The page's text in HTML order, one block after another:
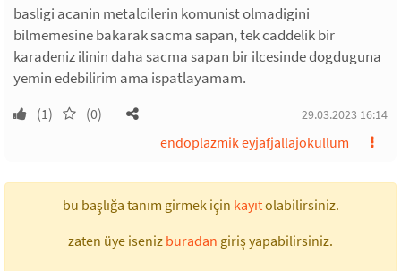
basligi acanin metalcilerin komunist olmadigini
bilmemesine bakarak sacma sapan, tek caddelik bir
karadeniz ilinin daha sacma sapan bir ilcesinde dogduguna
yemin edebilirim ama ispatlayamam.
(1) (0) 29.03.2023 16:14
endoplazmik eyjafjallajokullum
bu başlığa tanım girmek için kayıtolabilirsiniz.
zaten üye iseniz buradan giriş yapabilirsiniz.